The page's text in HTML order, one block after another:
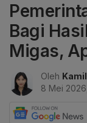
Bagi
Migas,
Oleh
8 Mei